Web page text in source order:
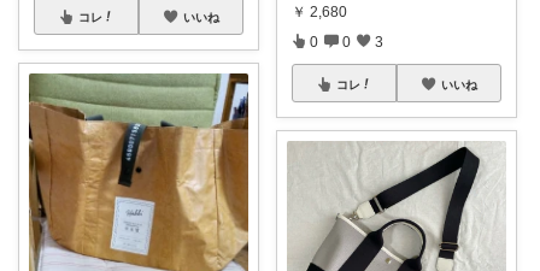
コレ いいね
￥ 2,680
0 0 3
コレ いいね